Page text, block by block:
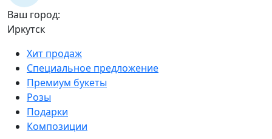
Ваш город:
Иркутск
Хит продаж
Специальное предложение
Премиум букеты
Розы
Подарки
Композиции